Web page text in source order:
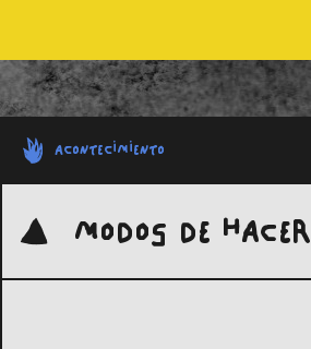
ACONTECIMIENTO
MODOS DE HACER